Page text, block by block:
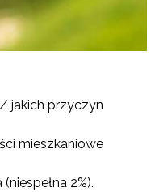
jakich przyczyn
mieszkaniowe
2%).